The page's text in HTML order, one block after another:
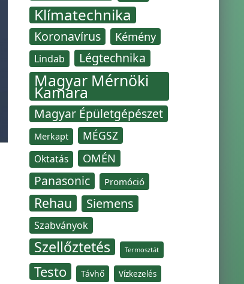
Klímatechnika
Koronavírus Kémény
Lindab Légtechnika
Magyar Mérnöki
Kamara
Magyar Épületgépészet
Merkapt MÉGSZ
Oktatás OMÉN
Panasonic Promóció
Rehau Siemens
Szabványok
Szellőztetés Termosztát
Testo Távhő Vízkezelés